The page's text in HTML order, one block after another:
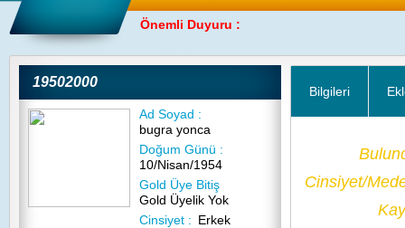
Önemli Duyuru :
19502000
Ad Soyad :
bugra yonca
Doğum Günü :
10/Nisan/1954
Gold Üye Bitiş
Gold Üyelik Yok
Cinsiyet : Erkek
Bilgileri
Cinsiyet/